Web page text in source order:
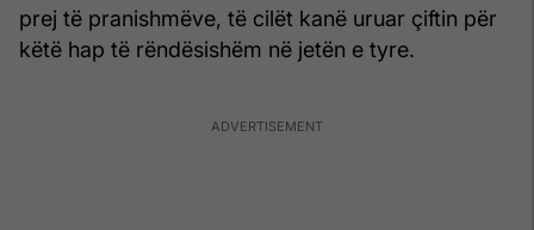
prej të pranishmëve, të cilët kanë uruar çiftin për
këtë hap të rëndësishëm në jetën e tyre.